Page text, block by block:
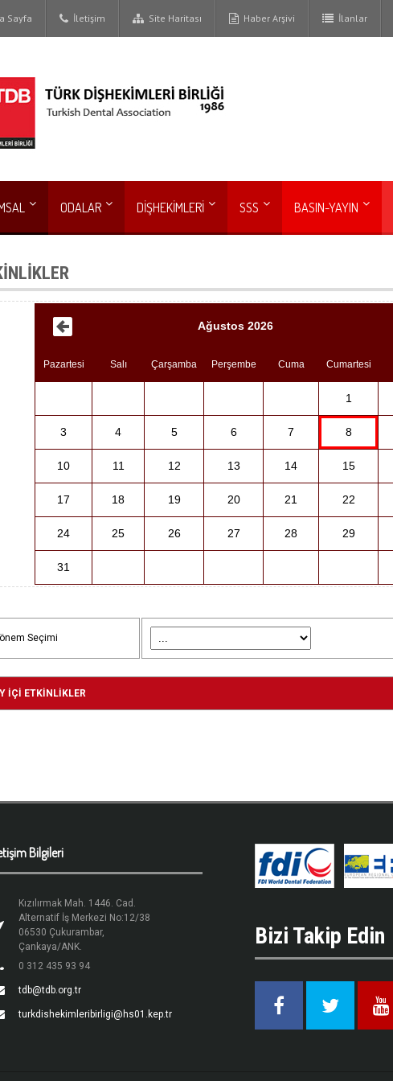
Sayfa İletişim Site Haritası Haber Arşivi İlanlar
ODALAR DİŞHEKİMLERİ SSS BASIN-YAYIN
Ağustos 2026
Pazartesi Salı Çarşamba Perşembe Cuma Cumartesi
1
3 4 5 6 7 8
10 11 12 13 14 15
17 18 19 20 21 22
24 25 26 27 28 29
31
Seçimi
İÇİ ETKİNLİKLER
Bilgileri
Kızılırmak Mah. 1446. Cad.
Alternatif İş Merkezi No:12/38
06530 Çukurambar,
Çankaya/ANK.
0 312 435 93 94
tdb@tdb.org.tr
turkdishekimleribirligi@hs01.kep.tr
Bizi Takip Edin
Facebook Twitter Youtube